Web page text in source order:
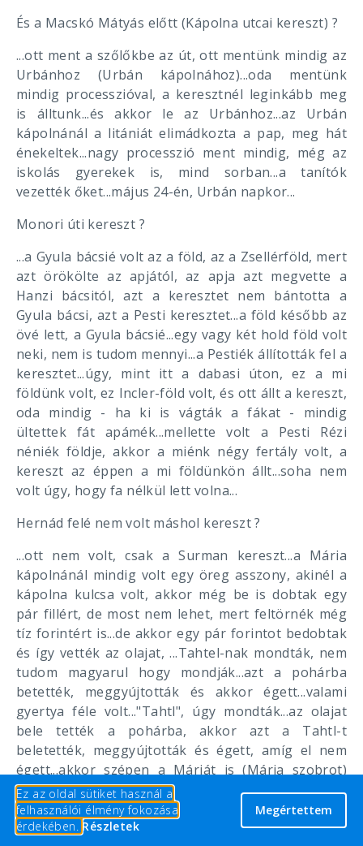
És a Macskó Mátyás előtt (Kápolna utcai kereszt) ?
...ott ment a szőlőkbe az út, ott mentünk mindig az
Urbánhoz (Urbán kápolnához)...oda mentünk
mindig processzióval, a keresztnél leginkább meg
is álltunk...és akkor le az Urbánhoz...az Urbán
kápolnánál a litániát elimádkozta a pap, meg hát
énekeltek...nagy processzió ment mindig, még az
iskolás gyerekek is, mind sorban...a tanítók
vezették őket...május 24-én, Urbán napkor...
Monori úti kereszt ?
...a Gyula bácsié volt az a föld, az a Zsellérföld, mert
azt örökölte az apjától, az apja azt megvette a
Hanzi bácsitól, azt a keresztet nem bántotta a
Gyula bácsi, azt a Pesti keresztet...a föld később az
övé lett, a Gyula bácsié...egy vagy két hold föld volt
neki, nem is tudom mennyi...a Pestiék állították fel a
keresztet...úgy, mint itt a dabasi úton, ez a mi
földünk volt, ez Incler-föld volt, és ott állt a kereszt,
oda mindig - ha ki is vágták a fákat - mindig
ültettek fát apámék...mellette volt a Pesti Rézi
néniék földje, akkor a miénk négy fertály volt, a
kereszt az éppen a mi földünkön állt...soha nem
volt úgy, hogy fa nélkül lett volna...
Hernád felé nem volt máshol kereszt ?
...ott nem volt, csak a Surman kereszt...a Mária
kápolnánál mindig volt egy öreg asszony, akinél a
kápolna kulcsa volt, akkor még be is dobtak egy
pár fillért, de most nem lehet, mert feltörnék még
tíz forintért is...de akkor egy pár forintot bedobtak
és így vették az olajat, ...Tahtel-nak mondták, nem
tudom magyarul hogy mondják...azt a pohárba
betették, meggyújtották és akkor égett...valami
gyertya féle volt..."Tahtl", úgy mondták...az olajat
bele tették a pohárba, akkor azt a Tahtl-t
beletették, meggyújtották és égett, amíg el nem
égett...akkor szépen a Máriát is (Mária szobrot)
felöltözték, szép ruhát varrtak is neki, szép terítő
is volt...voltak olyan időszakok, hogy kimentünk a
Mária kápolnához, akkor mindenki bement, az
Ez az oldal sütiket használ a
felhasználói élmény fokozása
érdekében.Részletek
Megértettem